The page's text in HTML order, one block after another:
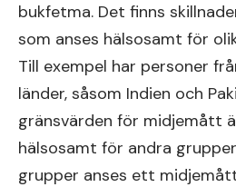
bukfetma. Det finns
som anses hälsosamt för
Till exempel har personer
länder, såsom Indien och
gränsvärden för midjemått
hälsosamt för andra
grupper anses ett